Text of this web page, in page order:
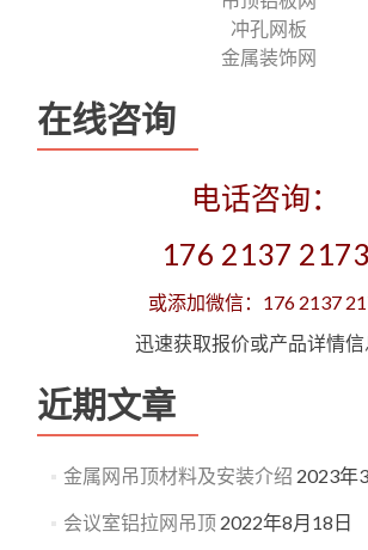
冲孔网板
金属装饰网
在线咨询
电话咨询：
176 2137 2173
或添加微信：176 2137
迅速获取报价或产品详情信
近期文章
金属网吊顶材料及安装介绍 2023年
会议室铝拉网吊顶 2022年8月18日